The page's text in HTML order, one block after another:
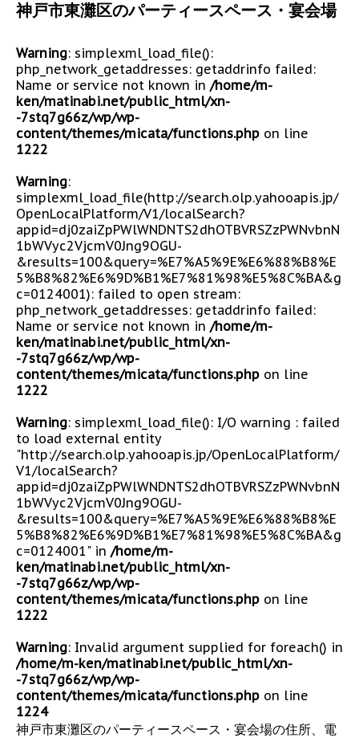
神戸市東灘区のパーティースペース・宴会場
Warning: simplexml_load_file():
php_network_getaddresses: getaddrinfo failed:
Name or service not known in /home/m-
ken/matinabi.net/public_html/xn-
-7stq7g66z/wp/wp-
content/themes/micata/functions.php on line
1222
Warning:
simplexml_load_file(http://search.olp.yahooapis.jp/
OpenLocalPlatform/V1/localSearch?
appid=dj0zaiZpPWlWNDNTS2dhOTBVRSZzPWNvbnN
1bWVyc2VjcmV0Jng9OGU-
&results=100&query=%E7%A5%9E%E6%88%B8%E
5%B8%82%E6%9D%B1%E7%81%98%E5%8C%BA&g
c=0124001): failed to open stream:
php_network_getaddresses: getaddrinfo failed:
Name or service not known in /home/m-
ken/matinabi.net/public_html/xn-
-7stq7g66z/wp/wp-
content/themes/micata/functions.php on line
1222
Warning: simplexml_load_file(): I/O warning : failed
to load external entity
"http://search.olp.yahooapis.jp/OpenLocalPlatform/
V1/localSearch?
appid=dj0zaiZpPWlWNDNTS2dhOTBVRSZzPWNvbnN
1bWVyc2VjcmV0Jng9OGU-
&results=100&query=%E7%A5%9E%E6%88%B8%E
5%B8%82%E6%9D%B1%E7%81%98%E5%8C%BA&g
c=0124001" in /home/m-
ken/matinabi.net/public_html/xn-
-7stq7g66z/wp/wp-
content/themes/micata/functions.php on line
1222
Warning: Invalid argument supplied for foreach() in
/home/m-ken/matinabi.net/public_html/xn-
-7stq7g66z/wp/wp-
content/themes/micata/functions.php on line
1224
神戸市東灘区のパーティースペース・宴会場の住所、電